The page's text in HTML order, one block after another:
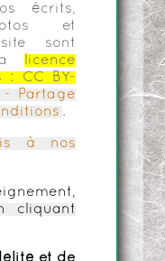
écrits,
et
sont
licence
:
CC BY-
- Partage
.
à nos
cliquant
et de